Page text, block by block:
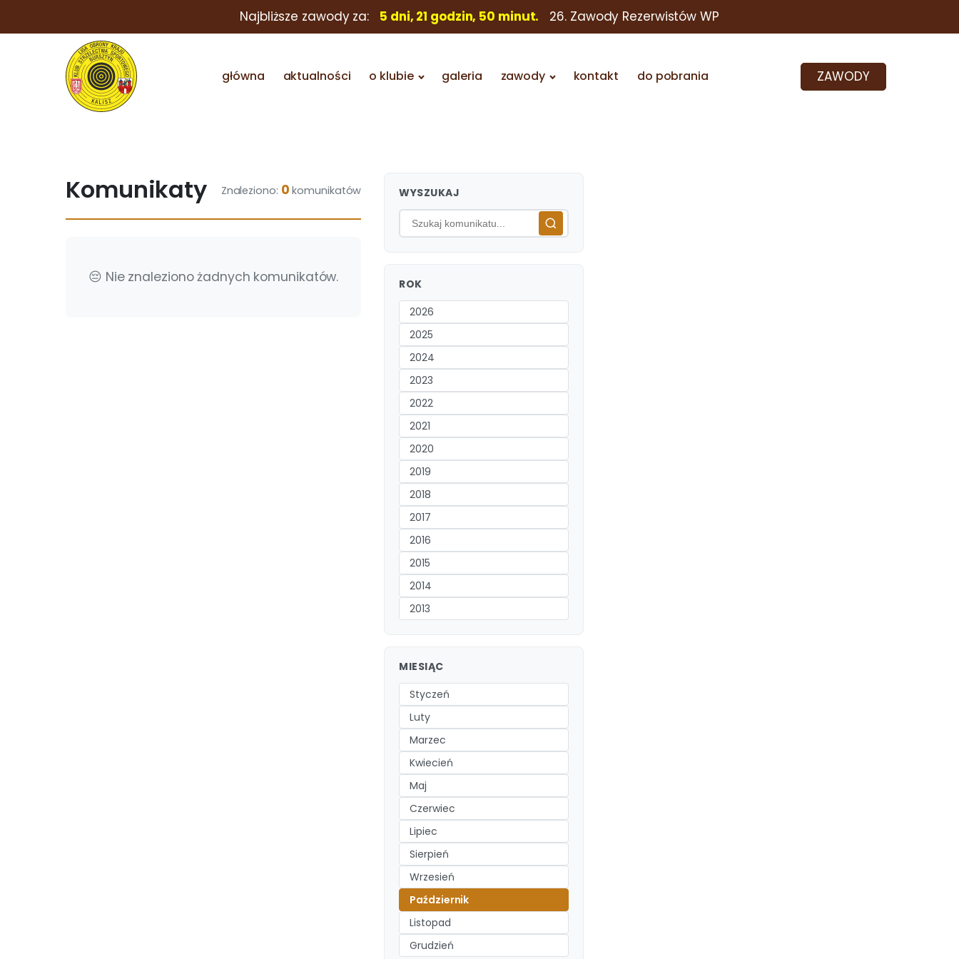
Najbliższe zawody za: 5 dni, 21 godzin, 50 minut. 26. Zawody Rezerwistów WP
główna aktualności o klubie galeria zawody kontakt do pobrania ZAWODY
WYSZUKAJ
ROK
2026
2025
2024
2023
2022
2021
2020
2019
2018
2017
2016
2015
2014
2013
MIESIĄC
Styczeń
Luty
Marzec
Kwiecień
Maj
Czerwiec
Lipiec
Sierpień
Wrzesień
Październik
Listopad
Grudzień
Komunikaty Znaleziono: 0 komunikatów
😔 Nie znaleziono żadnych komunikatów.